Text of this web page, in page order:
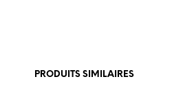
PRODUITS SIMILAIRES